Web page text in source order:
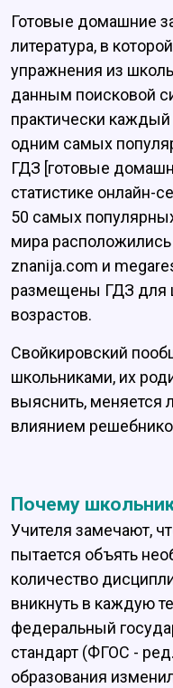
Готовые домашние
литература, в
упражнения из
данным поисковой
практически каждый
одним самых
ГДЗ [готовые
статистике онлайн-
50 самых
мира
znanija.com и
размещены ГДЗ для
возрастов.
Свойкировский
школьниками, их
выяснить, меняется
влиянием
Почему
Учителя замечают,
пытается объять
количество
вникнуть в каждую
федеральный
стандарт (ФГОС -
образования